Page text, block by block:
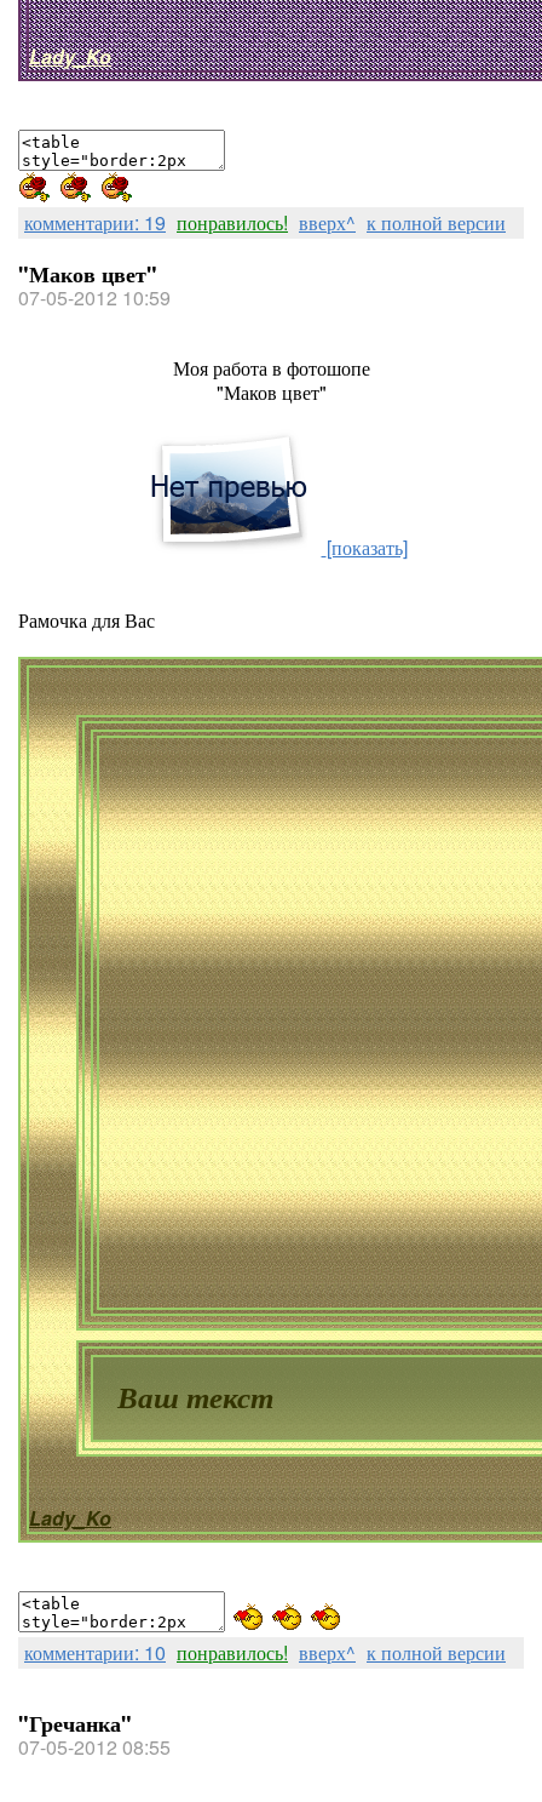
Lady_Ko
комментарии: 19 понравилось! вверх^ к полной версии
"Маков цвет"
07-05-2012 10:59
Моя работа в фотошопе
"Маков цвет"
[показать]
Рамочка для Вас
Ваш текст
Lady_Ko
комментарии: 10 понравилось! вверх^ к полной версии
"Гречанка"
07-05-2012 08:55